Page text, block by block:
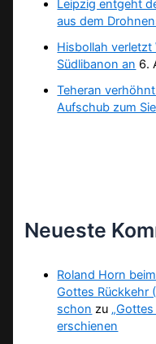
Leipzig entgeht
aus dem
Hisbollah verletzt
Südlibanon an 6.
Teheran
Aufschub zum
Neueste
Roland Horn
Gottes Rückkehr
schon zu
erschienen